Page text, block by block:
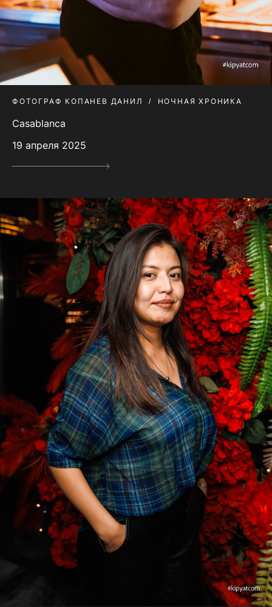
ФОТОГРАФ КОПАНЕВ ДАНИЛ НОЧНАЯ ХРОНИКА
Casablanca
19 апреля 2025